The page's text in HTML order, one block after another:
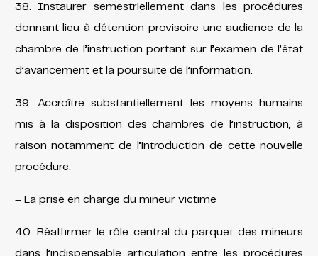
38. Instaurer semestriellement dans les procédures
donnant lieu à détention provisoire une audience de la
chambre de l’instruction portant sur l’examen de l’état
d’avancement et la poursuite de l’information.
39. Accroître substantiellement les moyens humains
mis à la disposition des chambres de l’instruction, à
raison notamment de l’introduction de cette nouvelle
procédure.
– La prise en charge du mineur victime
40. Réaffirmer le rôle central du parquet des mineurs
dans l’indispensable articulation entre les procédures